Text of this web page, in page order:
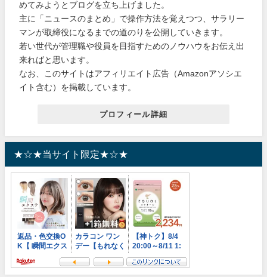
めてみようとブログを立ち上げました。
主に「ニュースのまとめ」で操作方法を覚えつつ、サラリー
マンが取締役になるまでの道のりを公開していきます。
若い世代が管理職や役員を目指すためのノウハウをお伝え出
来ればと思います。
なお、このサイトはアフィリエイト広告（Amazonアソシエ
イト含む）を掲載しています。
プロフィール詳細
★☆★当サイト限定★☆★